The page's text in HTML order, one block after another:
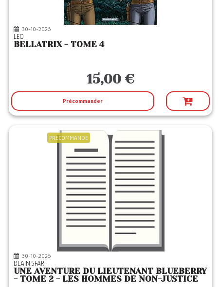
30-10-2026
LEO
BELLATRIX - TOME 4
15,00 €
Précommander
PRECOMMANDE
30-10-2026
BLAIN SFAR
UNE AVENTURE DU LIEUTENANT BLUEBERRY
- TOME 2 - LES HOMMES DE NON-JUSTICE